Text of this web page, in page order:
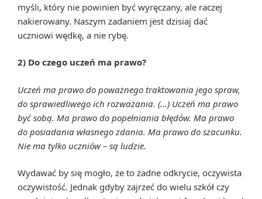
myśli, który nie powinien być wyręczany, ale raczej
nakierowany. Naszym zadaniem jest dzisiaj dać
uczniowi wędkę, a nie rybę.
2) Do czego uczeń ma prawo?
Uczeń ma prawo do poważnego traktowania jego spraw,
do sprawiedliwego ich rozważania. (…) Uczeń ma prawo
być sobą. Ma prawo do popełniania błędów. Ma prawo
do posiadania własnego zdania. Ma prawo do szacunku.
Nie ma tylko uczniów – są ludzie.
Wydawać by się mogło, że to żadne odkrycie, oczywista
oczywistość. Jednak gdyby zajrzeć do wielu szkół czy